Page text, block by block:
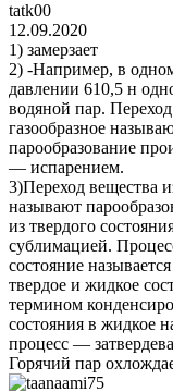
tatk00
12.09.2020
1) замерзает
2) -Например, в
давлении 610,5 н
водяной пар.
газообразное
парообразование
— испарением.
3)Переход вещества
называют
из твердого
сублимацией.
состояние
твердое и жидкое
термином
состояния в жидкое
процесс —
Горячий пар